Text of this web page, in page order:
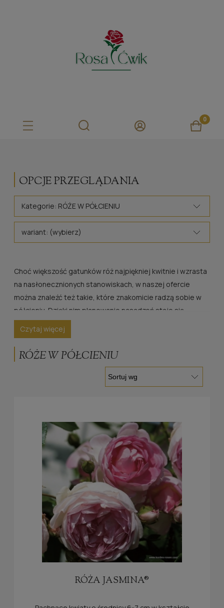
OPCJE PRZEGLĄDANIA
Kategorie: RÓŻE W PÓŁCIENIU
wariant: (wybierz)
Choć większość gatunków róż najpiękniej kwitnie i wzrasta
na nasłonecznionych stanowiskach, w naszej ofercie
można znaleźć też takie, które znakomicie radzą sobie w
półcieniu. Dzięki nim planowanie nasadzeń staje się
łatwiejsze. Nasze róże do półcienia to zachwycające
odmiany, pochodzące z cenionych hodowli. Znakomicie
sprawdzają się w ogrodach z ekspozycją północną, a
także w nasadzeniach miejskich, efektownie wypełniając
Czytaj więcej
RÓŻE W PÓŁCIENIU
RÓŻA JASMINA®